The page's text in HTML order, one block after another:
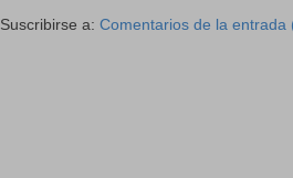
Suscribirse a: Comentarios de la entrada